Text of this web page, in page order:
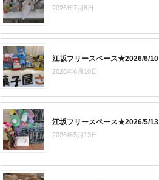
2026年7月8日
江坂フリースペース★2026/6/10
2026年6月10日
江坂フリースペース★2026/5/13
2026年5月13日